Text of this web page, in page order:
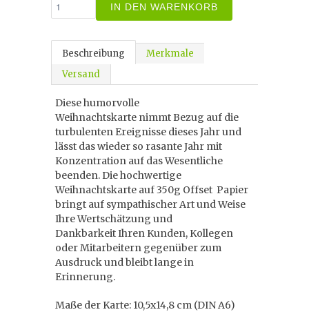
IN DEN WARENKORB
Beschreibung
Merkmale
Versand
Diese humorvolle
Weihnachtskarte nimmt Bezug auf die
turbulenten Ereignisse dieses Jahr und
lässt das wieder so rasante Jahr mit
Konzentration auf das Wesentliche
beenden. Die hochwertige
Weihnachtskarte auf 350g Offset Papier
bringt auf sympathischer Art und Weise
Ihre Wertschätzung und
Dankbarkeit Ihren Kunden, Kollegen
oder Mitarbeitern gegenüber zum
Ausdruck und bleibt lange in
Erinnerung.
Maße der Karte: 10,5x14,8 cm (DIN A6)